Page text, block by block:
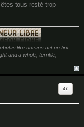
tous resté trop
like oceans set on fire.
and a whole, terrible,
Quote